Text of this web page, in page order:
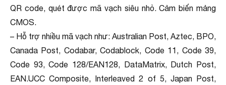
QR code, quét được mã vạch siêu nhỏ. Cảm biến mảng
CMOS.
– Hỗ trợ nhiều mã vạch như: Australian Post, Aztec, BPO,
Canada Post, Codabar, Codablock, Code 11, Code 39,
Code 93, Code 128/EAN128, DataMatrix, Dutch Post,
EAN.UCC Composite, Interleaved 2 of 5, Japan Post,